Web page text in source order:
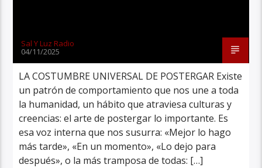
Sal Y Luz Radio
04/11/2025
LA COSTUMBRE UNIVERSAL DE POSTERGAR Existe
un patrón de comportamiento que nos une a toda
la humanidad, un hábito que atraviesa culturas y
creencias: el arte de postergar lo importante. Es
esa voz interna que nos susurra: «Mejor lo hago
más tarde», «En un momento», «Lo dejo para
después», o la más tramposa de todas: […]